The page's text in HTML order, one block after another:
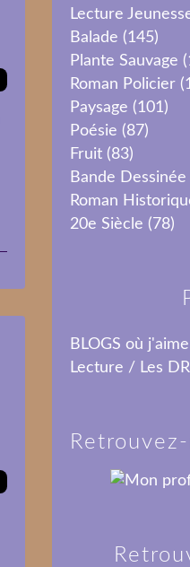
Lecture
Balade (145)
Plante Sauvage
Roman Policier
Paysage (101)
Poésie (87)
Fruit (83)
Bande Dessinée
Roman
20e Siècle (78)
BLOGS où
Lecture / Les